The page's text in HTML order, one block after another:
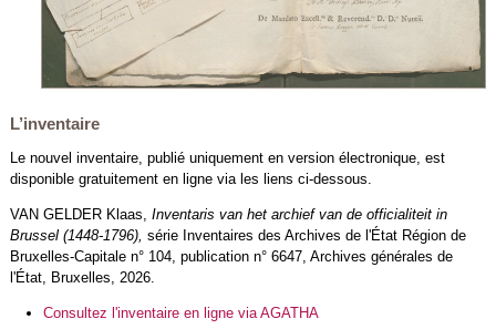
L’inventaire
Le nouvel inventaire, publié uniquement en version électronique, est
disponible gratuitement en ligne via les liens ci-dessous.
VAN GELDER Klaas, Inventaris van het archief van de officialiteit in
Brussel (1448-1796), série Inventaires des Archives de l'État Région de
Bruxelles-Capitale n° 104, publication n° 6647, Archives générales de
l'État, Bruxelles, 2026.
Consultez l'inventaire en ligne via AGATHA